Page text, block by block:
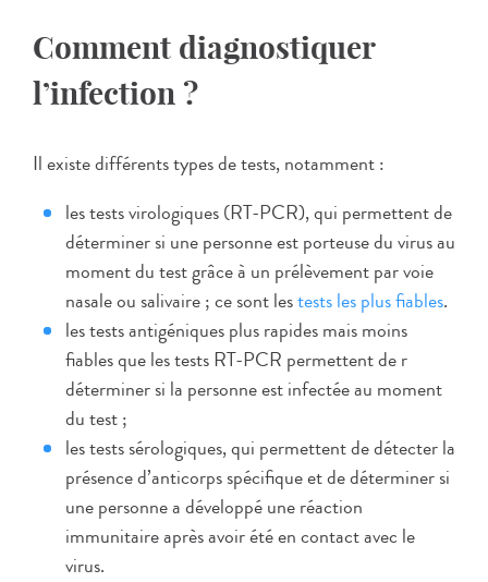
Comment diagnostiquer
l’infection ?
Il existe différents types de tests, notamment :
les tests virologiques (RT-PCR), qui permettent de
déterminer si une personne est porteuse du virus au
moment du test grâce à un prélèvement par voie
nasale ou salivaire ; ce sont lestests les plus fiables.
les tests antigéniques plus rapides mais moins
fiables que les tests RT-PCR permettent de r
déterminer si la personne est infectée au moment
du test ;
les tests sérologiques, qui permettent de détecter la
présence d’anticorps spécifique et de déterminer si
une personne a développé une réaction
immunitaire après avoir été en contact avec le
virus.